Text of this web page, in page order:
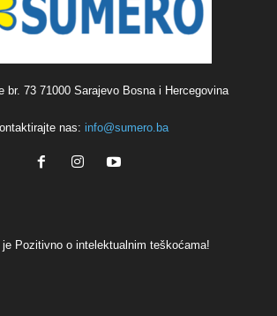
br. 73 71000 Sarajevo Bosna i Hercegovina
nas: info@sumero.ba
je Pozitivno o intelektualnim teškoćama!